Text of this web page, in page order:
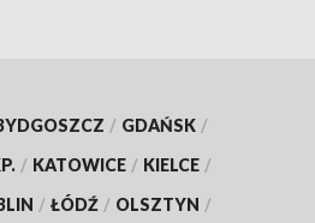
/ GDAŃSK /
/ KATOWICE / KIELCE /
/ ŁÓDŹ / OLSZTYN /